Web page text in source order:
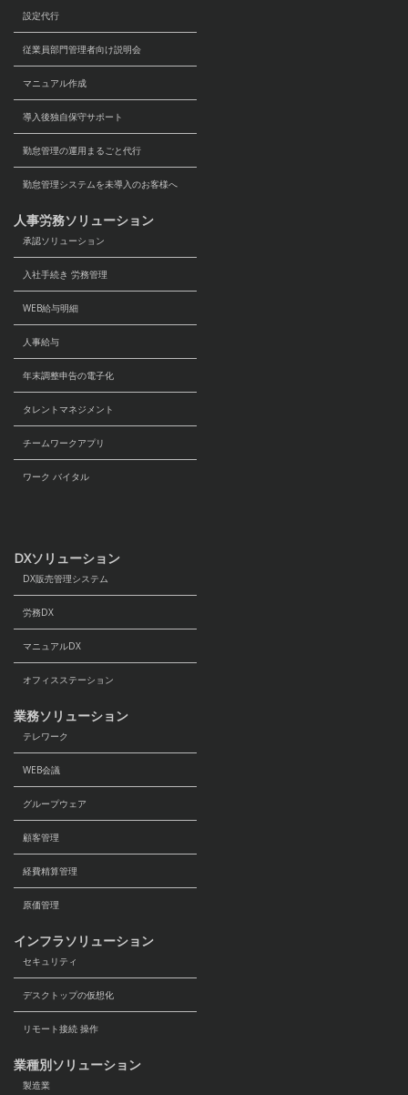
設定代行
従業員部門管理者向け説明会
マニュアル作成
導入後独自保守サポート
勤怠管理の運用まるごと代行
勤怠管理システムを未導入のお客様へ
人事労務ソリューション
承認ソリューション
入社手続き 労務管理
WEB給与明細
人事給与
年末調整申告の電子化
タレントマネジメント
チームワークアプリ
ワーク バイタル
DXソリューション
DX販売管理システム
労務DX
マニュアルDX
オフィスステーション
業務ソリューション
テレワーク
WEB会議
グループウェア
顧客管理
経費精算管理
原価管理
インフラソリューション
セキュリティ
デスクトップの仮想化
リモート接続 操作
業種別ソリューション
製造業